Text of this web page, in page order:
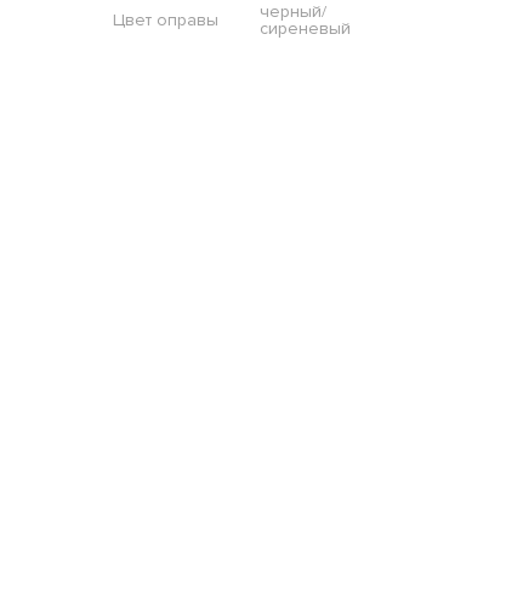
Цвет оправы
черный/
сиреневый